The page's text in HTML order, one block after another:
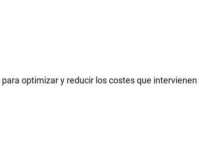
optimizar y reducir los costes que